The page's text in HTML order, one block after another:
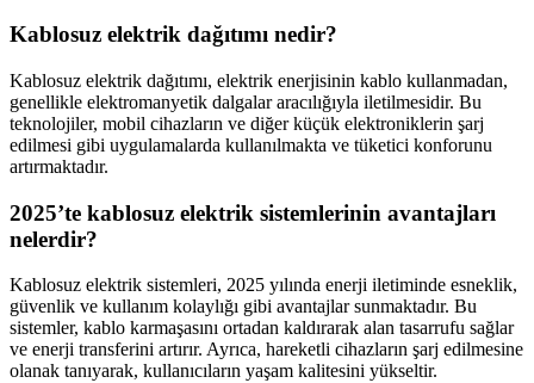
Kablosuz elektrik dağıtımı nedir?
Kablosuz elektrik dağıtımı, elektrik enerjisinin kablo kullanmadan,
genellikle elektromanyetik dalgalar aracılığıyla iletilmesidir. Bu
teknolojiler, mobil cihazların ve diğer küçük elektroniklerin şarj
edilmesi gibi uygulamalarda kullanılmakta ve tüketici konforunu
artırmaktadır.
2025’te kablosuz elektrik sistemlerinin avantajları
nelerdir?
Kablosuz elektrik sistemleri, 2025 yılında enerji iletiminde esneklik,
güvenlik ve kullanım kolaylığı gibi avantajlar sunmaktadır. Bu
sistemler, kablo karmaşasını ortadan kaldırarak alan tasarrufu sağlar
ve enerji transferini artırır. Ayrıca, hareketli cihazların şarj edilmesine
olanak tanıyarak, kullanıcıların yaşam kalitesini yükseltir.